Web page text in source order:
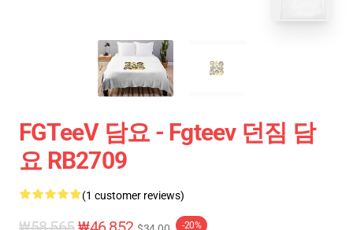
FGTeeV 담요 - Fgteev 던짐 담
요 RB2709
(1 customer reviews)
-20%